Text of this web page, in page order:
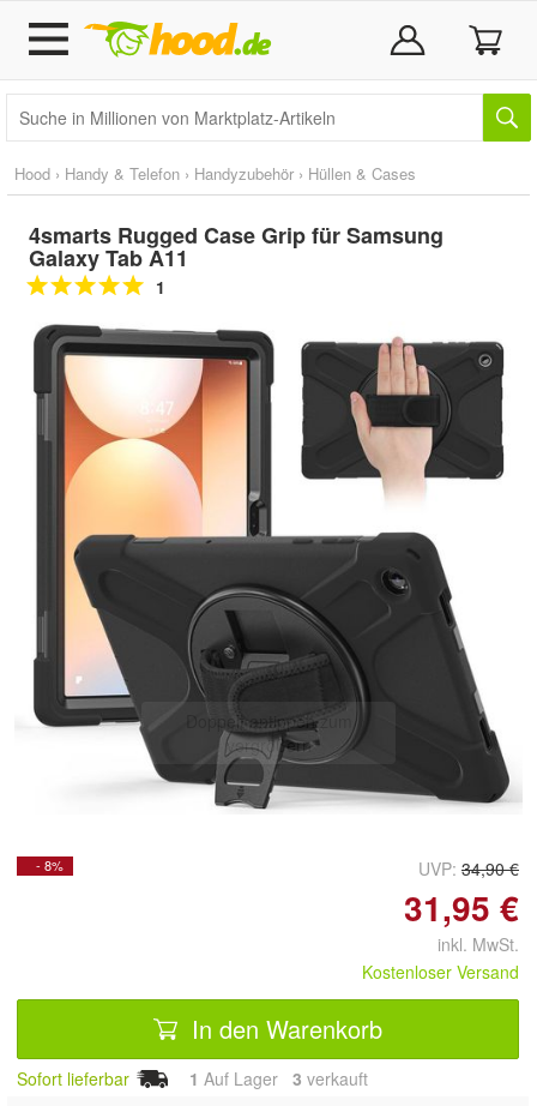
Hood › Handy & Telefon › Handyzubehör › Hüllen & Cases
4smarts Rugged Case Grip für Samsung
Galaxy Tab A11
1
Doppelt antippen zum
vergrößern
- 8% UVP: 34,90 €
31,95 €
inkl. MwSt.
Kostenloser Versand
In den Warenkorb
Sofort lieferbar 1 Auf Lager 3 verkauft